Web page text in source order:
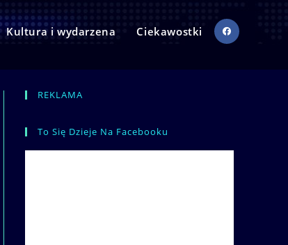
Kultura i wydarzena Ciekawostki
REKLAMA
To Się Dzieje Na Facebooku